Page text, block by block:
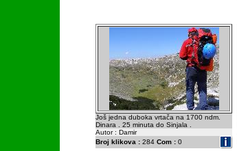
Još jedna duboka vrtača na 1700 ndm.
Dinara . 25 minuta do Sinjala .
Autor : Damir
Broj klikova : 284 Com : 0